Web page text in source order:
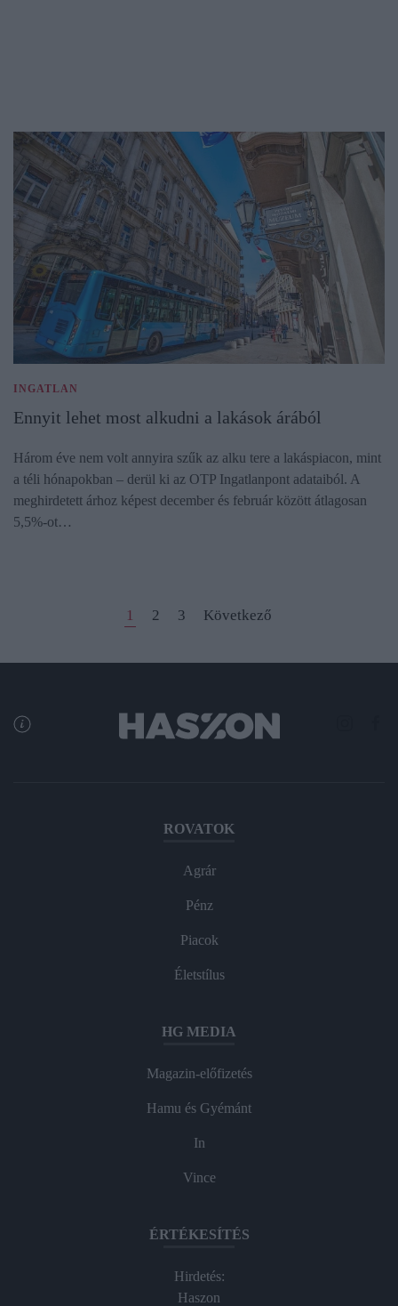
INGATLAN
Ennyit lehet most alkudni a lakások árából
Három éve nem volt annyira szűk az alku tere a lakáspiacon, mint
a téli hónapokban – derül ki az OTP Ingatlanpont adataiból. A
meghirdetett árhoz képest december és február között átlagosan
5,5%-ot…
1 2 3 Következő
ROVATOK
Agrár
Pénz
Piacok
Életstílus
HG MEDIA
Magazin-előfizetés
Hamu és Gyémánt
In
Vince
ÉRTÉKESÍTÉS
Hirdetés:
Haszon